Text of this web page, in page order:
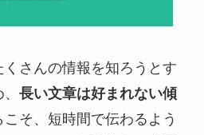
くさんの情報を知ろうとす
長い文章は好まれない傾
こそ、短時間で伝わるよう